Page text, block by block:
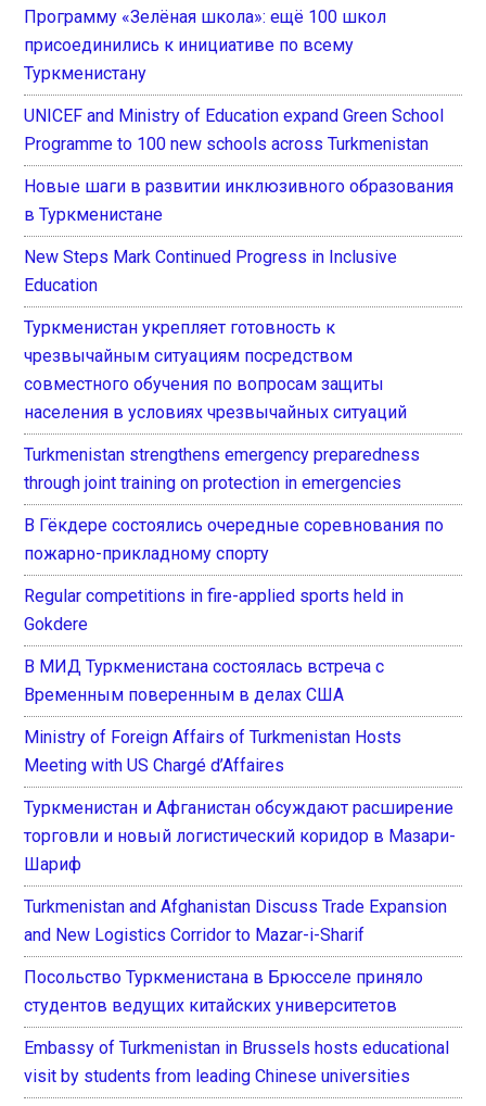
Программу «Зелёная школа»: ещё 100 школ
присоединились к инициативе по всему
Туркменистану
UNICEF and Ministry of Education expand Green School
Programme to 100 new schools across Turkmenistan
Новые шаги в развитии инклюзивного образования
в Туркменистане
New Steps Mark Continued Progress in Inclusive
Education
Туркменистан укрепляет готовность к
чрезвычайным ситуациям посредством
совместного обучения по вопросам защиты
населения в условиях чрезвычайных ситуаций
Turkmenistan strengthens emergency preparedness
through joint training on protection in emergencies
В Гёкдере состоялись очередные соревнования по
пожарно-прикладному спорту
Regular competitions in fire-applied sports held in
Gokdere
В МИД Туркменистана состоялась встреча с
Временным поверенным в делах США
Ministry of Foreign Affairs of Turkmenistan Hosts
Meeting with US Chargé d’Affaires
Туркменистан и Афганистан обсуждают расширение
торговли и новый логистический коридор в Мазари-
Шариф
Turkmenistan and Afghanistan Discuss Trade Expansion
and New Logistics Corridor to Mazar-i-Sharif
Посольство Туркменистана в Брюсселе приняло
студентов ведущих китайских университетов
Embassy of Turkmenistan in Brussels hosts educational
visit by students from leading Chinese universities